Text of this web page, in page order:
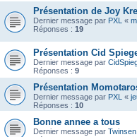
Présentation de Joy
Dernier message par PXL «
Réponses : 19
Présentation Cid
Dernier message par
Réponses : 9
Présentation
Dernier message par PXL «
Réponses : 10
Bonne annee a tous
Dernier message par